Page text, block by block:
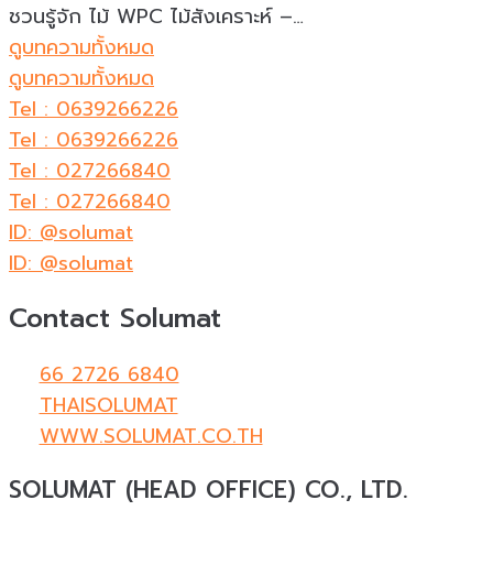
ชวนรู้จัก ไม้ WPC ไม้สังเคราะห์ –…
ดูบทความทั้งหมด
ดูบทความทั้งหมด
Tel : 0639266226
Tel : 0639266226
Tel : 027266840
Tel : 027266840
ID: @solumat
ID: @solumat
Contact Solumat
66 2726 6840
THAISOLUMAT
WWW.SOLUMAT.CO.TH
SOLUMAT (HEAD OFFICE) CO., LTD.